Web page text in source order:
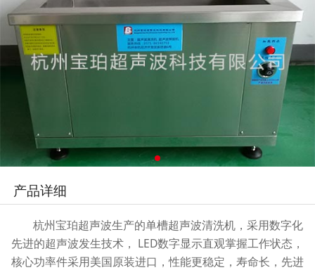
产品详细
杭州宝珀超声波生产的单槽超声波清洗机，采用数字化
先进的超声波发生技术， LED数字显示直观掌握工作状态，
核心功率件采用美国原装进口，性能更稳定，寿命长，先进